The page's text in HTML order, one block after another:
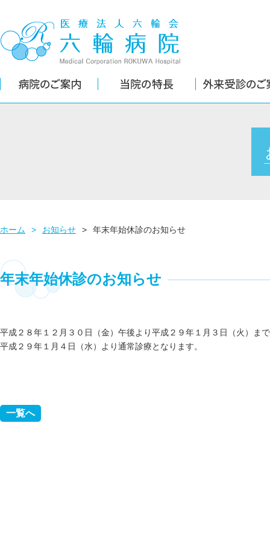
ホーム > お知らせ > 年末年始休診のお知らせ
年末年始休診のお知らせ
平成２８年１２月３０日（金）午後より平成２９年１月３日（火）ま
平成２９年１月４日（水）より通常診療となります。
前へ
一覧へ